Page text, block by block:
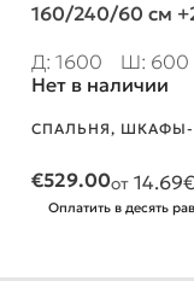
160/240/60 см
Д: 1600
Ш: 600
Нет в наличии
СПАЛЬНЯ , ШКАФЫ-
€529.00от 14.69
Оплатить в десять